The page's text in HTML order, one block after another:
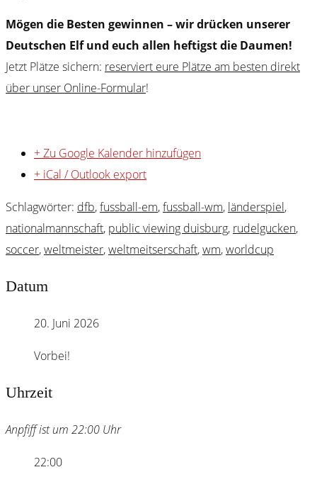
Mögen die Besten gewinnen – wir drücken unserer
Deutschen Elf und euch allen heftigst die Daumen!
Jetzt Plätze sichern: reserviert eure Plätze am besten direkt
über unser Online-Formular!
+ Zu Google Kalender hinzufügen
+ iCal / Outlook export
Schlagwörter: dfb,fussball-em,fussball-wm, länderspiel,
nationalmannschaft, public viewing duisburg, rudelgucken,
soccer,weltmeister,weltmeitserschaft,wm,worldcup
Datum
20. Juni 2026
Vorbei!
Uhrzeit
Anpfiff ist um 22:00 Uhr
22:00